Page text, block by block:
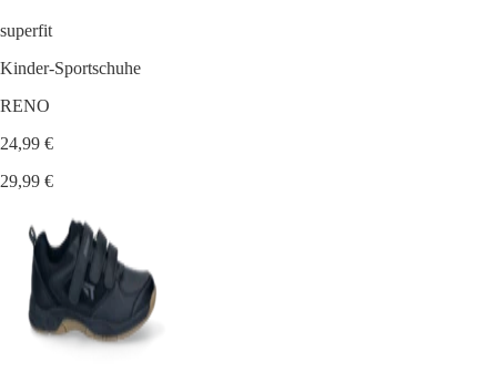
superfit
Kinder-Sportschuhe
RENO
24,99 €
29,99 €